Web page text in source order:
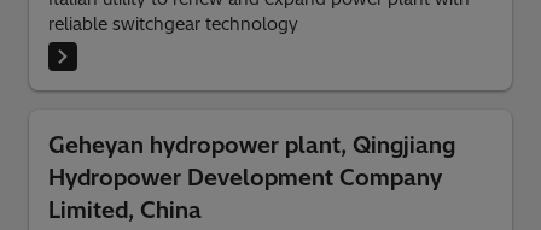
reliable switchgear technology
Geheyan hydropower plant, Qingjiang
Hydropower Development Company
Limited, China